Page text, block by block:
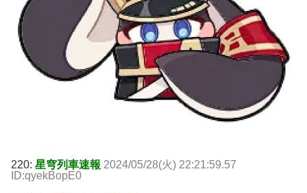
220: 星穹列車速報 2024/05/28(火) 22:21:59.57
ID:qyekBopE0